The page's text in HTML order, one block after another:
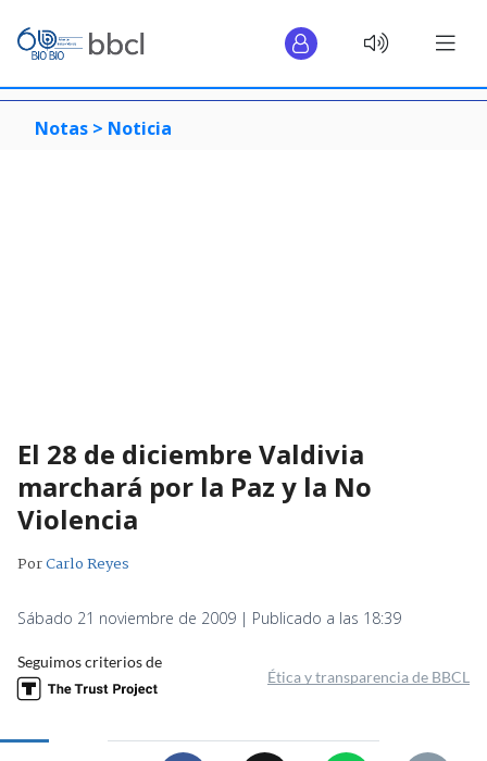
Notas > Noticia
El 28 de diciembre Valdivia
marchará por la Paz y la No
Violencia
PorCarlo Reyes
Sábado 21 noviembre de 2009 | Publicado a las 18:39
Seguimos criterios de
Ética y transparencia de BBCL